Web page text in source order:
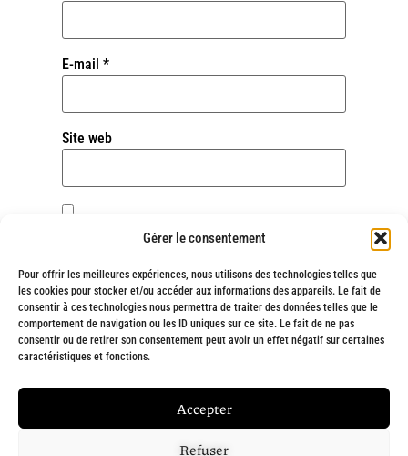
Gérer le consentement
Pour offrir les meilleures expériences, nous utilisons des technologies telles que
les cookies pour stocker et/ou accéder aux informations des appareils. Le fait de
consentir à ces technologies nous permettra de traiter des données telles que le
comportement de navigation ou les ID uniques sur ce site. Le fait de ne pas
consentir ou de retirer son consentement peut avoir un effet négatif sur certaines
caractéristiques et fonctions.
Accepter
Refuser
E-mail *
Site web
Enregistrer mon nom, mon e-mail et mon site
dans le navigateur pour mon prochain
Alternative:
Fait avec